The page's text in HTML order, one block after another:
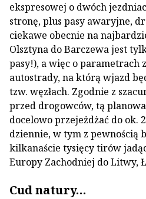
ekspresowej o dwóch
stronę, plus pasy awaryjne,
ciekawe obecnie na
Olsztyna do Barczewa jest
pasy!), a więc o parametrach
autostrady, na którą wjazd
tzw. węzłach. Zgodnie z
przed drogowców, tą
docelowo przejeżdżać do ok.
dziennie, w tym z pewnością
kilkanaście tysięcy tirów
Europy Zachodniej do Litwy,
Cud natury…